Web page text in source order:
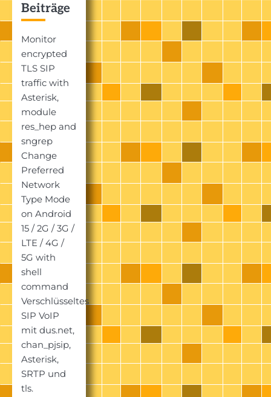
Beiträge
Monitor
encrypted
TLS SIP
traffic with
Asterisk,
module
res_hep and
sngrep
Change
Preferred
Network
Type Mode
on Android
15 / 2G / 3G /
LTE / 4G /
5G with
shell
command
Verschlüsseltes
SIP VoIP
mit dus.net,
chan_pjsip,
Asterisk,
SRTP und
tls.